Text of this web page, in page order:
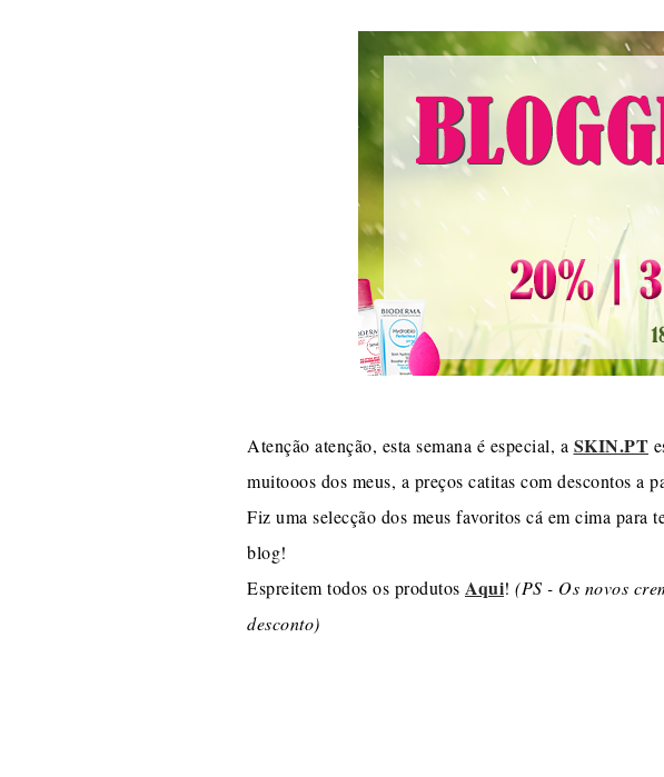
Atenção atenção, esta semana é especial, a SKIN.PT
muitooos dos meus, a preços catitas com descontos a
Fiz uma selecção dos meus favoritos cá em cima para
blog!
Espreitem todos os produtos Aqui! (PS - Os novos
desconto)